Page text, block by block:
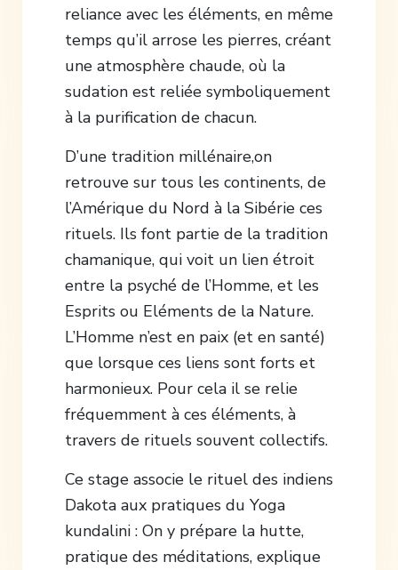
reliance avec les éléments, en même
temps qu’il arrose les pierres, créant
une atmosphère chaude, où la
sudation est reliée symboliquement
à la purification de chacun.
D’une tradition millénaire,on
retrouve sur tous les continents, de
l’Amérique du Nord à la Sibérie ces
rituels. Ils font partie de la tradition
chamanique, qui voit un lien étroit
entre la psyché de l’Homme, et les
Esprits ou Eléments de la Nature.
L’Homme n’est en paix (et en santé)
que lorsque ces liens sont forts et
harmonieux. Pour cela il se relie
fréquemment à ces éléments, à
travers de rituels souvent collectifs.
Ce stage associe le rituel des indiens
Dakota aux pratiques du Yoga
kundalini : On y prépare la hutte,
pratique des méditations, explique